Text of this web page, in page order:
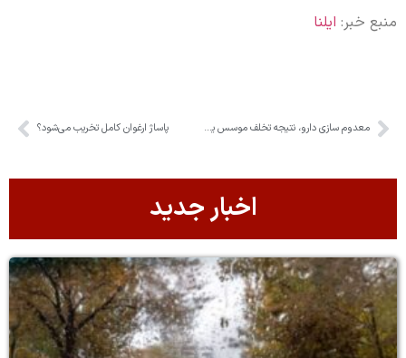
منبع خبر: ایلنا
معدوم سازی دارو، نتیجه تخلف موسس یک داروخانه در کرج پاساژ ارغوان کامل تخریب می‌شود؟
اخبار جدید